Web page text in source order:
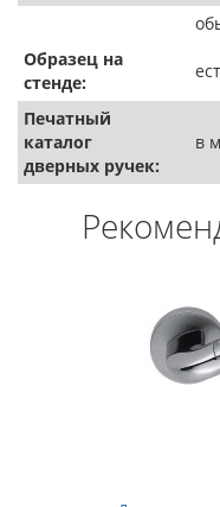
Образец на
стенде:
Печатный
каталог
дверных ручек:
в